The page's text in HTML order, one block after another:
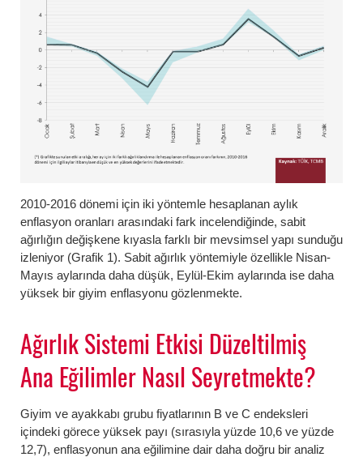
2010-2016 dönemi için iki yöntemle hesaplanan aylık
enflasyon oranları arasındaki fark incelendiğinde, sabit
ağırlığın değişkene kıyasla farklı bir mevsimsel yapı sunduğu
izleniyor (Grafik 1). Sabit ağırlık yöntemiyle özellikle Nisan-
Mayıs aylarında daha düşük, Eylül-Ekim aylarında ise daha
yüksek bir giyim enflasyonu gözlenmekte.
Ağırlık Sistemi Etkisi Düzeltilmiş
Ana Eğilimler Nasıl Seyretmekte?
Giyim ve ayakkabı grubu fiyatlarının B ve C endeksleri
içindeki görece yüksek payı (sırasıyla yüzde 10,6 ve yüzde
12,7), enflasyonun ana eğilimine dair daha doğru bir analiz